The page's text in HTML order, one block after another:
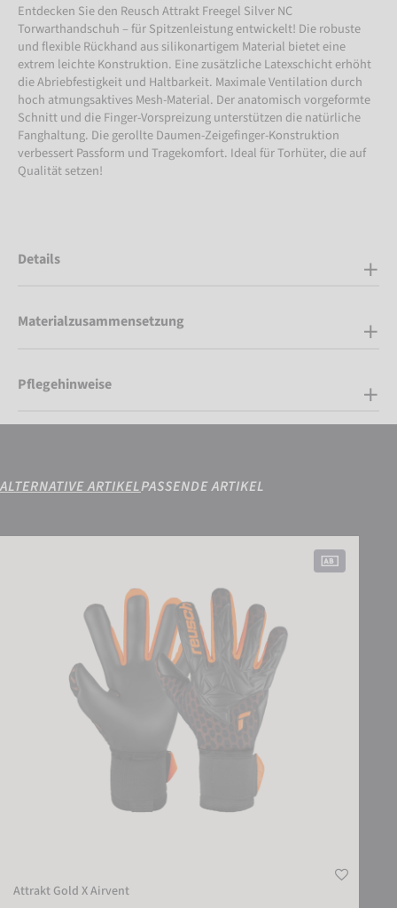
Entdecken Sie den Reusch Attrakt Freegel Silver NC
Torwarthandschuh – für Spitzenleistung entwickelt! Die robuste
und flexible Rückhand aus silikonartigem Material bietet eine
extrem leichte Konstruktion. Eine zusätzliche Latexschicht erhöht
die Abriebfestigkeit und Haltbarkeit. Maximale Ventilation durch
hoch atmungsaktives Mesh-Material. Der anatomisch vorgeformte
Schnitt und die Finger-Vorspreizung unterstützen die natürliche
Fanghaltung. Die gerollte Daumen-Zeigefinger-Konstruktion
verbessert Passform und Tragekomfort. Ideal für Torhüter, die auf
Qualität setzen!
Details
Materialzusammensetzung
Pflegehinweise
ALTERNATIVE ARTIKELPASSENDE ARTIKEL
Attrakt Gold X Airvent